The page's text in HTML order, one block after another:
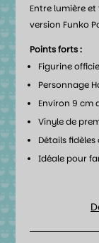
Entre lumière et
version Funko
Points forts :
Figurine
Personnage
Environ 9 cm
Vinyle de
Détails
Idéale pour